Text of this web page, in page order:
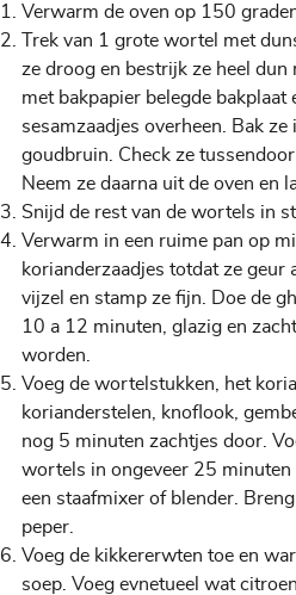
Verwarm de oven op 150
Trek van 1 grote wortel met
ze droog en bestrijk ze heel
met bakpapier belegde bakplaat
sesamzaadjes overheen. Bak
goudbruin. Check ze
Neem ze daarna uit de oven en
Snijd de rest van de wortels in
Verwarm in een ruime pan op
korianderzaadjes totdat ze geur
vijzel en stamp ze fijn. Doe de
10 a 12 minuten, glazig en
worden.
Voeg de wortelstukken, het
korianderstelen, knoflook,
nog 5 minuten zachtjes door.
wortels in ongeveer 25 minuten
een staafmixer of blender.
peper.
Voeg de kikkererwten toe en
soep. Voeg evnetueel wat